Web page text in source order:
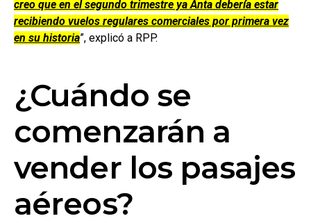
creo que en el segundo trimestre ya Anta debería estar
recibiendo vuelos regulares comerciales por primera vez
en su historia”, explicó a RPP.
¿Cuándo se
comenzarán a
vender los pasajes
aéreos?